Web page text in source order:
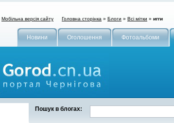
Мобільна версія сайту Головна сторінка » Блоги » Всі мітки » игги
Новини Оголошення Фотоальбоми
Пошук в блогах: